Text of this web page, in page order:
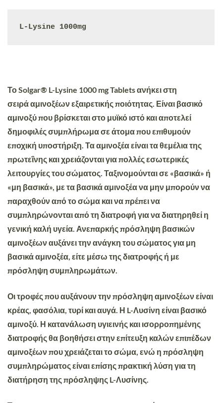
L-Lysine 1000mg
ΤοSolgar® L-Lysine 1000 mg Tabletsανήκει στη
σειράαμινοξέων εξαιρετικής ποιότητας . Είναι βασικό
αμινοξύ που βρίσκεται στο μυϊκό ιστό και αποτελεί
δημοφιλές συμπλήρωμα σε άτομα που επιθυμούν
εποχική υποστήριξη. Τααμινοξέαείναι τα θεμέλια της
πρωτεΐνης και χρειάζονταιγια πολλές εσωτερικές
λειτουργίες του σώματος . Ταξινομούνται σε «βασικά» ή
«μη βασικά», με τα βασικά αμινοξέα να μην μπορούν να
παραχθούν από το σώμα και να πρέπει να
συμπληρώνονται από τη διατροφή για να διατηρηθεί η
γενική καλή υγεία. Ανεπαρκής πρόσληψη βασικών
αμινοξέων αυξάνει την ανάγκη του σώματος για μη
βασικά αμινοξέα, είτε μέσω της διατροφής ή με
πρόσληψη συμπληρωμάτων.
Οι τροφές που αυξάνουν την πρόσληψη αμινοξέων είναι
κρέας, φασόλια, τυρί και αυγά. Η L-Λυσίνη είναι βασικό
αμινοξύ. Η κατανάλωση υγιεινής και ισορροπημένης
διατροφής θα βοηθήσει στην επίτευξη καλών επιπέδων
αμινοξέων που χρειάζεται το σώμα, ενώ η πρόσληψη
συμπληρώματος είναι επίσης πρακτική λύση για τη
διατήρηση της πρόσληψης L-Λυσίνης.